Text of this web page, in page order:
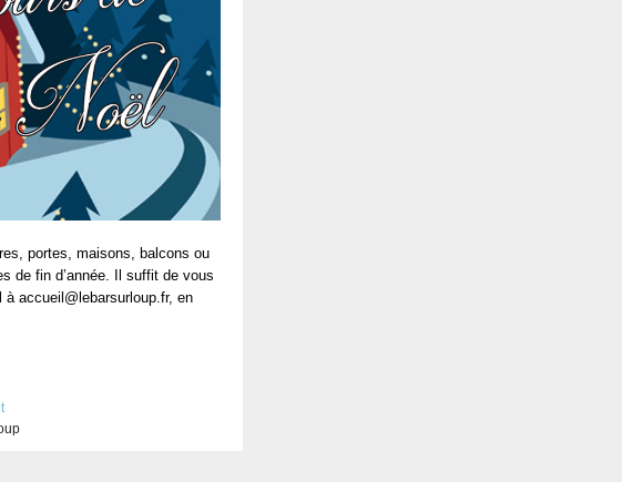
portes, maisons, balcons ou
de fin d’année. Il suffit de vous
accueil@lebarsurloup.fr, en